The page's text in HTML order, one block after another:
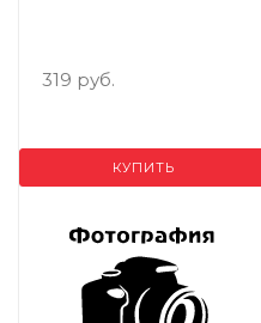
319 руб.
КУПИТЬ